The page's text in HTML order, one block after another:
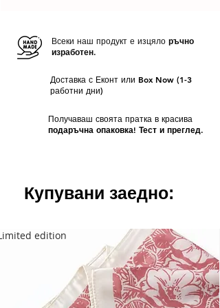
Всеки наш продукт е изцяло ръчно
изработен.
Доставка с Еконт или Box Now (1-3
работни дни)
Получаваш своята пратка в красива
подаръчна опаковка! Тест и преглед.
Купувани заедно:
edition